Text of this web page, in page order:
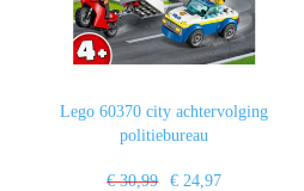
Lego 60370 city achtervolging
politiebureau
€ 30,99 € 24,97